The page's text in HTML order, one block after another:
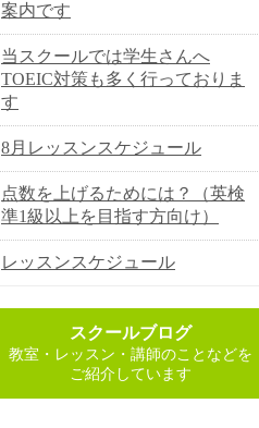
案内です
当スクールでは学生さんへ
TOEIC対策も多く行っておりま
す
8月レッスンスケジュール
点数を上げるためには？（英検
準1級以上を目指す方向け）
レッスンスケジュール
スクールブログ
教室・レッスン・講師のことなどを
ご紹介しています